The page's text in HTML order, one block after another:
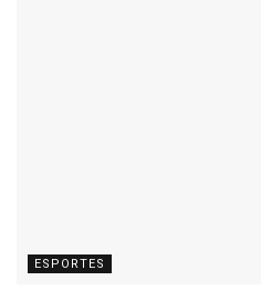
ESPORTES